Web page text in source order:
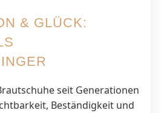
& GLÜCK:
seit Generationen
Beständigkeit und